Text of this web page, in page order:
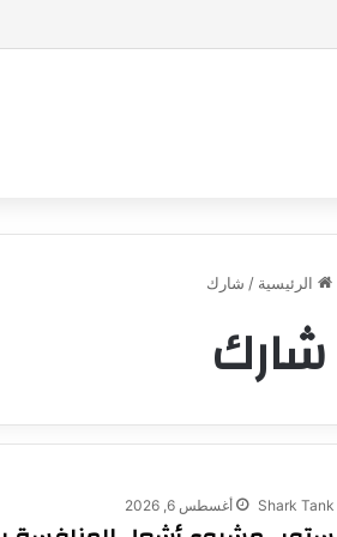
في النهاية؟ |شارك تانك العراق
الرئيسية / شارك
شارك
Shark أغسطس 6, 2026